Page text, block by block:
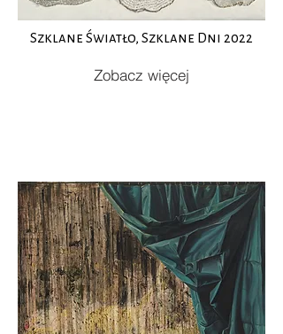
Szklane Światło, Szklane Dni 2022
Zobacz więcej